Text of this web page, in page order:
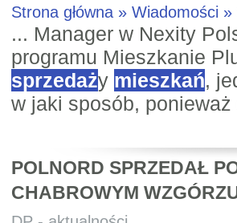
Strona główna » Wiadomości
... Manager w Nexity
programu Mieszkanie
sprzedaży mieszkań,
w jaki sposób,
POLNORD SPRZEDAŁ
CHABROWYM